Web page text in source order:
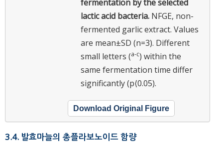
fermentation by the selected
lactic acid bacteria. NFGE, non-
fermented garlic extract. Values
are mean±SD (n=3). Different
small letters (a-c) within the
same fermentation time differ
significantly (p⟨0.05).
Download Original Figure
3.4. 발효마늘의 총플라보노이드 함량